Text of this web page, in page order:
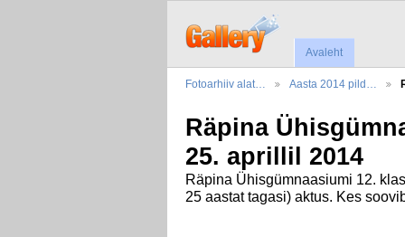
Avaleht
Fotoarhiiv alat… Aasta 2014 pild…
Räpina
25. aprillil 2014
Räpina Ühisgümnaasiumi 12.
25 aastat tagasi) aktus. Kes